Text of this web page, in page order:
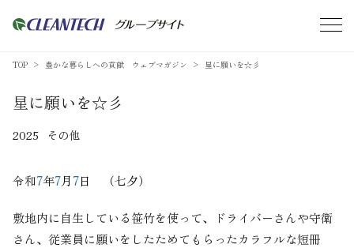
TOP 豊かな暮らしへの貢献 ウェブマガジン 星に願いを☆彡
星に願いを☆彡
2025 その他
令和7年7月7日 （七夕）
敷地内に自生している笹竹を使って、ドライバーさんや守衛
さん、従業員に願いをしたためてもらったカラフルな短冊